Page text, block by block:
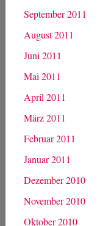
September 2011
August 2011
Juni 2011
Mai 2011
April 2011
März 2011
Februar 2011
Januar 2011
Dezember 2010
November 2010
Oktober 2010